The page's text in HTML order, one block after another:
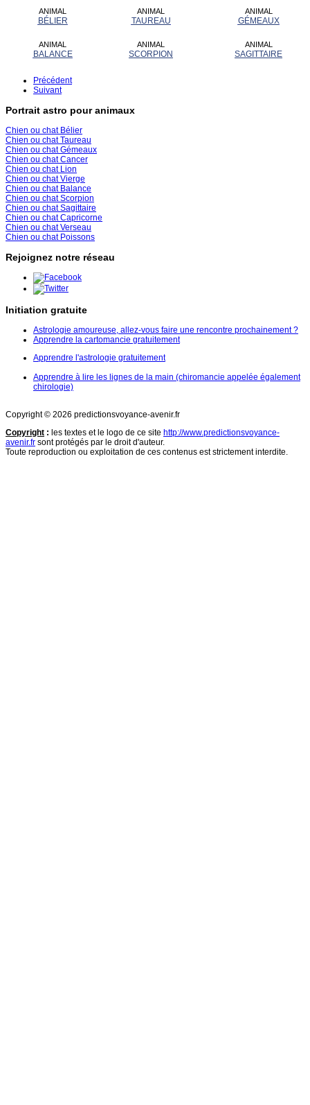
ANIMAL
BÉLIER
ANIMAL
TAUREAU
ANIMAL
GÉMEAUX
ANIMAL
BALANCE
ANIMAL
SCORPION
ANIMAL
SAGITTAIRE
Précédent
Suivant
Portrait astro pour animaux
Chien ou chat Bélier
Chien ou chat Taureau
Chien ou chat Gémeaux
Chien ou chat Cancer
Chien ou chat Lion
Chien ou chat Vierge
Chien ou chat Balance
Chien ou chat Scorpion
Chien ou chat Sagittaire
Chien ou chat Capricorne
Chien ou chat Verseau
Chien ou chat Poissons
Rejoignez notre réseau
Initiation gratuite
Astrologie amoureuse, allez-vous faire une rencontre prochainement ?
Apprendre la cartomancie gratuitement
Apprendre l'astrologie gratuitement
Apprendre à lire les lignes de la main (chiromancie appelée également
chirologie)
Copyright © 2026 predictionsvoyance-avenir.fr
Copyright : les textes et le logo de ce site http://www.predictionsvoyance-
avenir.fr sont protégés par le droit d'auteur.
Toute reproduction ou exploitation de ces contenus est strictement interdite.